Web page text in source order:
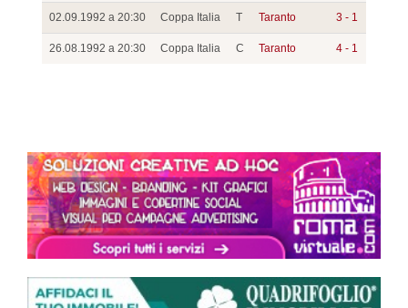
02.09.1992 a 20:30 Coppa Italia T Taranto 3 - 1
26.08.1992 a 20:30 Coppa Italia C Taranto 4 - 1